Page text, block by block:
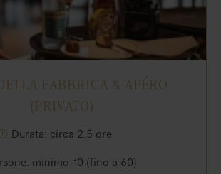
FABBRICA & APÉRO
(PRIVATO)
Durata: circa 2.5 ore
minimo 10 (fino a 60)